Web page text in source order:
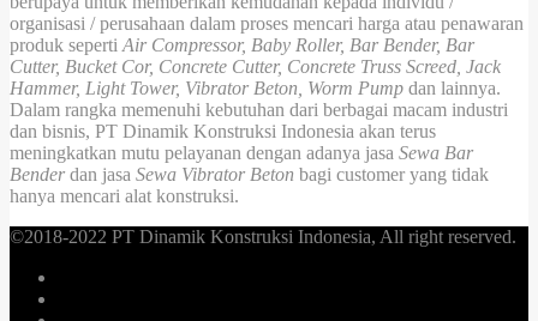
organisasi / perusahaan dalam proses mencari harga atau penawaran
produk seperti Air Compressor, Baby Roller, Bar Bender, Bar
Cutter, Bucket Cor, Concrete Cutter, Concrete Truss Screed, Jack
Hammer, Light Tower, Vibrator Beton, Worm Pump dan lainnya.
Dalam rangka memenuhi kebutuhan dari berbagai macam industri
dan bisnis, PT Dinamik Konstruksi Indonesia akan terus
meningkatkan mutu pelayanan dengan adanya jasa Sewa Bar
Bender dan jasa Sewa Vibrator Beton bagi customer yang tidak
hanya mencari alat konstruksi.
©2018-2022 PT Dinamik Konstruksi Indonesia, All right reserved.